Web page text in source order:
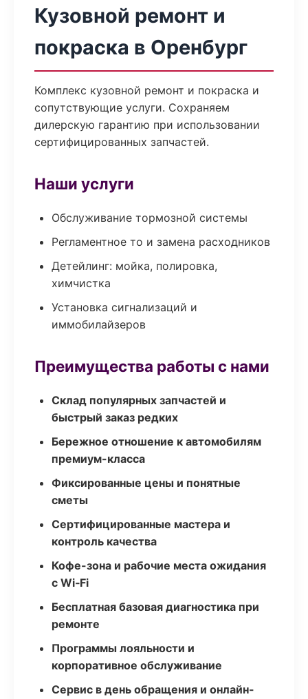
Кузовной ремонт и
покраска в Оренбург
Комплекс кузовной ремонт и покраска и
сопутствующие услуги. Сохраняем
дилерскую гарантию при использовании
сертифицированных запчастей.
Наши услуги
Обслуживание тормозной системы
Регламентное то и замена расходников
Детейлинг: мойка, полировка,
химчистка
Установка сигнализаций и
иммобилайзеров
Преимущества работы с нами
Склад популярных запчастей и
быстрый заказ редких
Бережное отношение к автомобилям
премиум-класса
Фиксированные цены и понятные
сметы
Сертифицированные мастера и
контроль качества
Кофе-зона и рабочие места ожидания
с Wi‑Fi
Бесплатная базовая диагностика при
ремонте
Программы лояльности и
корпоративное обслуживание
Сервис в день обращения и онлайн-